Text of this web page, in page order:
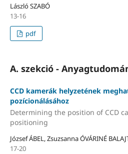
László SZABÓ
13-16
pdf
A. szekció -
CCD kamerák helyzetének
pozícionálásához
Determining the position of CCD
positioning
József ÁBEL, Zsuzsanna ÓVÁRINÉ
17-20